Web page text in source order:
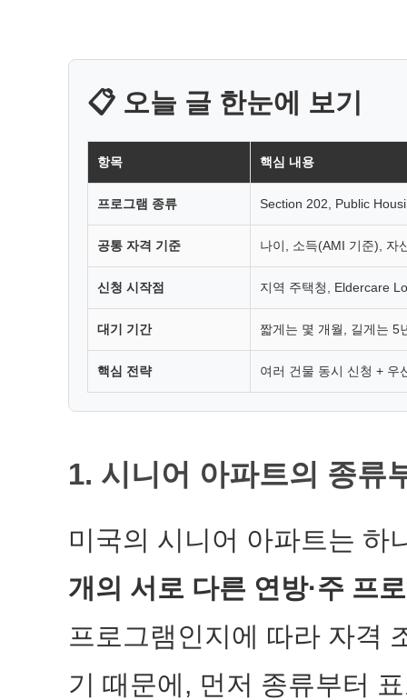
📋 오늘 글 한눈에 보기
항목 핵심 내용
프로그램 종류 Section 202, Public
공통 자격 기준 나이, 소득(AMI 기준), 자
신청 시작점 지역 주택청, Eldercare
대기 기간 짧게는 몇 개월, 길게는 5
핵심 전략 여러 건물 동시 신청 + 우
1. 시니어 아파트의 종류
미국의 시니어 아파트는
개의 서로 다른 연방·주 프
프로그램인지에 따라 자격
기 때문에, 먼저 종류부터